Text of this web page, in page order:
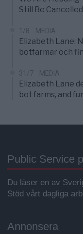
Still Be Cancelled
1/8 MEDIA
Elizabeth Lane:
botfarmar och
31/7 MEDIA
Elizabeth Lane
bot farms, and
Public Service
Du läser en av
Stöd vårt dagliga
Annonsera